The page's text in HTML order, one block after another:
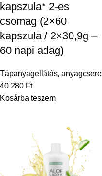
kapszula* 2-es
csomag (2×60
kapszula / 2×30,9g –
60 napi adag)
Tápanyagellátás, anyagcsere
40 280 Ft
Kosárba teszem